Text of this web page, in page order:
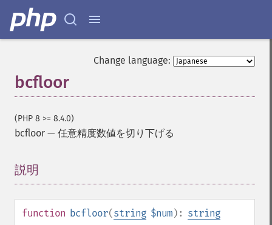
Change language:
bcfloor
(PHP 8 >= 8.4.0)
bcfloor — 任意精度数値を切り下げる
説明
function bcfloor(string $num): string